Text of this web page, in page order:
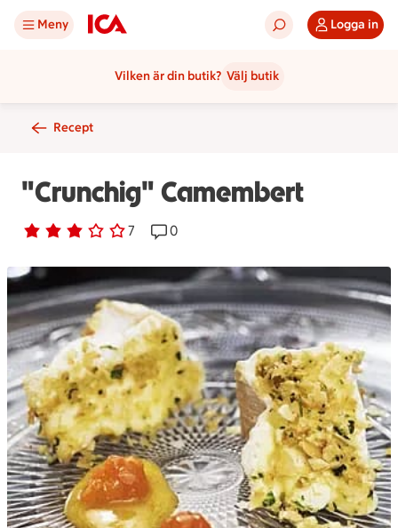
Meny Logga in
Vilken är din butik? Välj butik
Recept
"Crunchig" Camembert
Betyg 3 av 5. 7
7 personer har röstatReceptet har 0 kommentarer
0